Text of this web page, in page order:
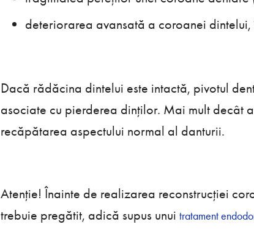
deteriorarea avansată a coroanei
Dacă rădăcina dintelui este intactă, pivotul
asociate cu pierderea dinților. Mai mult decât
recăpătarea aspectului normal al danturii.
Atenție! Înainte de realizarea reconstrucției
trebuie pregătit, adică supus unui tratament